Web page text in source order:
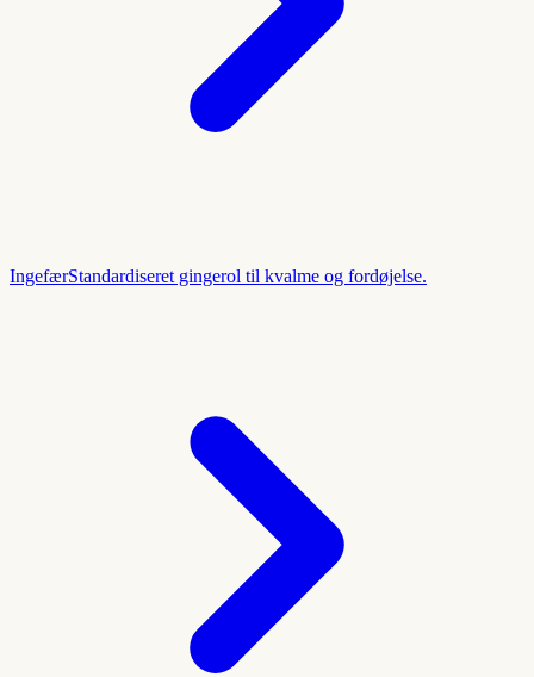
IngefærStandardiseret gingerol til kvalme og fordøjelse.